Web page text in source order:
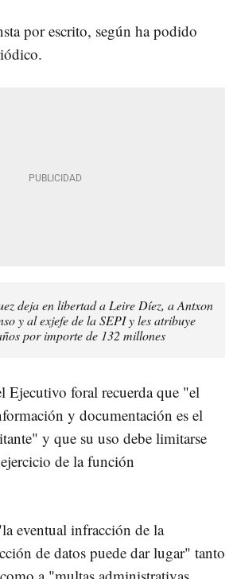
por escrito, según ha podido
deja en libertad a Leire Díez, a Antxon
y al exjefe de la SEPI y les atribuye
por importe de 132 millones
Ejecutivo foral recuerda que "el
y documentación es el
y que su uso debe limitarse
de la función
eventual infracción de la
de datos puede dar lugar" tanto